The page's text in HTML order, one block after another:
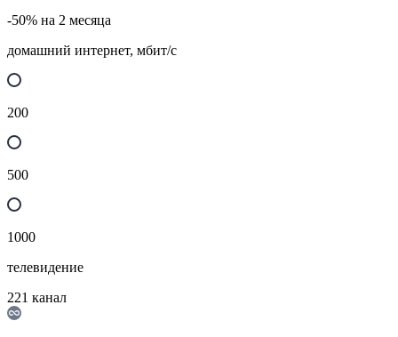
-50% на 2 месяца
домашний интернет, мбит/с
200
500
1000
телевидение
221 канал